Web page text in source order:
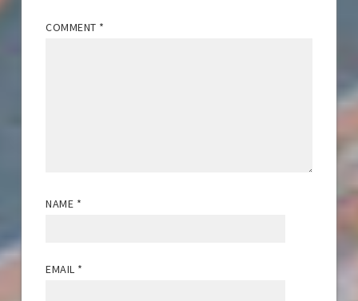
COMMENT *
NAME *
EMAIL *